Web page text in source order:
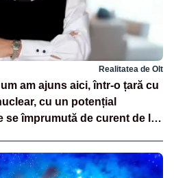
Realitatea de Olt
am ajuns aici, într-o țară cu
cu un potențial
se împrumută de curent de la